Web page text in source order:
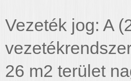
Vezeték jog: A
26 m2